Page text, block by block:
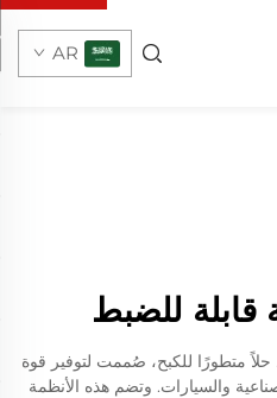
AR
قابلة للضبط
حلاً متطورًا للكبح، صُممت لتوفير قوة
والسيارات. وتضم هذه الأنظمة